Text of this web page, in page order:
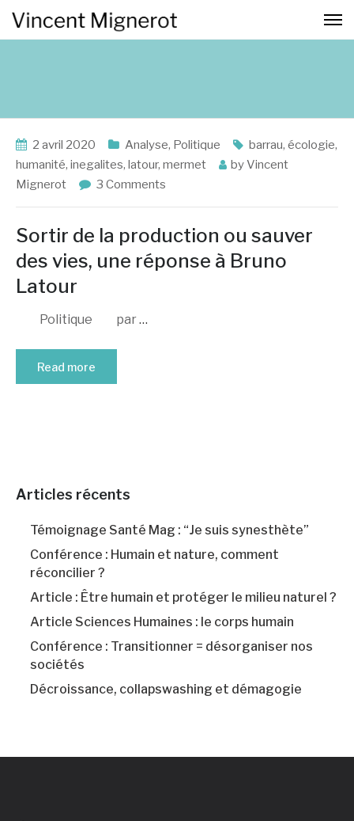
2 avril 2020 Analyse, Politique barrau, écologie,
humanité, inegalites, latour, mermet byVincent
Mignerot
3 Comments
Sortir de la production ou sauver
des vies, une réponse à Bruno
Latour
Politique par…
Read more
Articles récents
Témoignage Santé Mag : “Je suis synesthète”
Conférence : Humain et nature, comment
réconcilier ?
Article : Être humain et protéger le milieu naturel ?
Article Sciences Humaines : le corps humain
Conférence : Transitionner = désorganiser nos
sociétés
Décroissance, collapswashing et démagogie